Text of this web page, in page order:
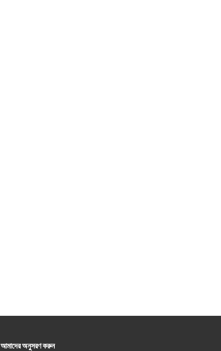
আমাদের অনুসরণ করুন